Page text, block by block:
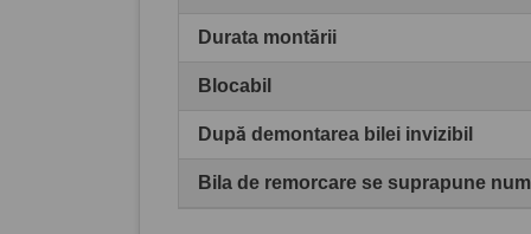
Durata montării
Blocabil
După demontarea bilei invizibil
Bila de remorcare se suprapune